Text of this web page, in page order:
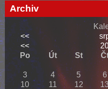
Archiv
<<
<<
Po
Út St
3
4 5 6
10
11 12